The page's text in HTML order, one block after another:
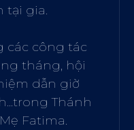
tại gia.
các công tác
tháng, hội
dẫn giờ
Thánh
Fatima.